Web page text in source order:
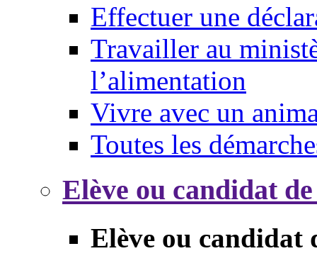
Effectuer une
Travailler au
l’alimentation
Vivre avec un
Toutes les
Elève ou candidat
Elève ou candidat